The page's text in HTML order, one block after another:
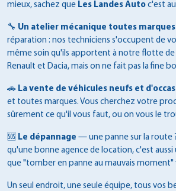
mieux, sachez que Les Landes Auto c'est
🔧 Un atelier mécanique toutes marques
réparation : nos techniciens s'occupent de
même soin qu'ils apportent à notre flotte de
Renault et Dacia, mais on ne fait pas la fine
🚗 La vente de véhicules neufs et
et toutes marques. Vous cherchez votre
sûrement ce qu'il vous faut, ou on vous le
🆘 Le dépannage — une panne sur la route
qu'une bonne agence de location, c'est aussi
que "tomber en panne au mauvais moment"
Un seul endroit, une seule équipe, tous vos